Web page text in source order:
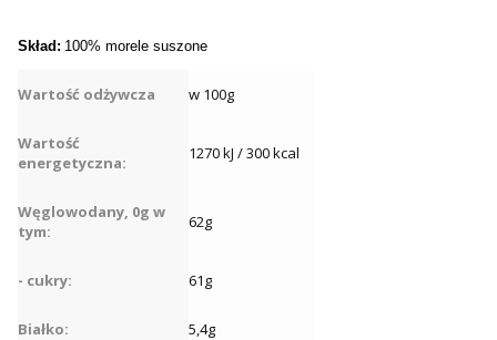
Skład: 100% morele suszone
Wartość odżywcza w 100g
Wartość
energetyczna:
1270 kJ / 300 kcal
Węglowodany, 0g w
tym:
62g
- cukry: 61g
Białko: 5,4g